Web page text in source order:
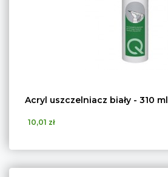
Acryl uszczelniacz biały - 310 ml
10,01 zł